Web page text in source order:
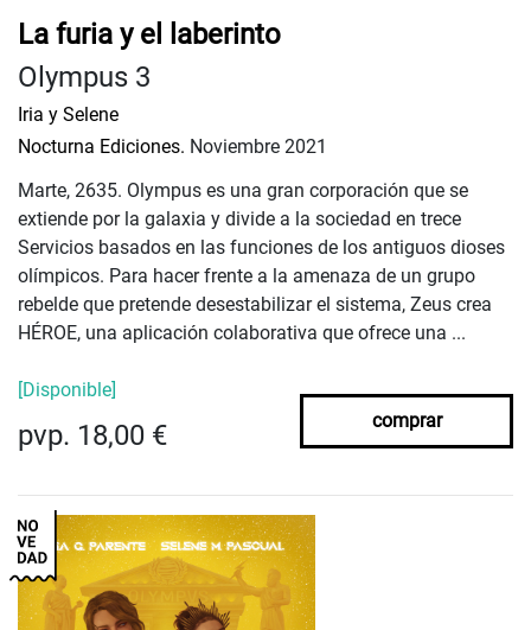
La furia y el laberinto
Olympus 3
Iria y Selene
Nocturna Ediciones. Noviembre 2021
Marte, 2635. Olympus es una gran corporación que se
extiende por la galaxia y divide a la sociedad en trece
Servicios basados en las funciones de los antiguos dioses
olímpicos. Para hacer frente a la amenaza de un grupo
rebelde que pretende desestabilizar el sistema, Zeus crea
HÉROE, una aplicación colaborativa que ofrece una ...
[Disponible]
pvp. 18,00 € comprar